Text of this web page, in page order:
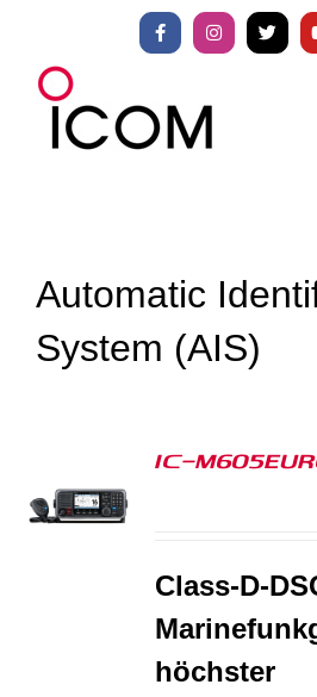
springen
FacebookInstagram
X
Automatic
System (AIS)
IC-
Class-D-
höchster